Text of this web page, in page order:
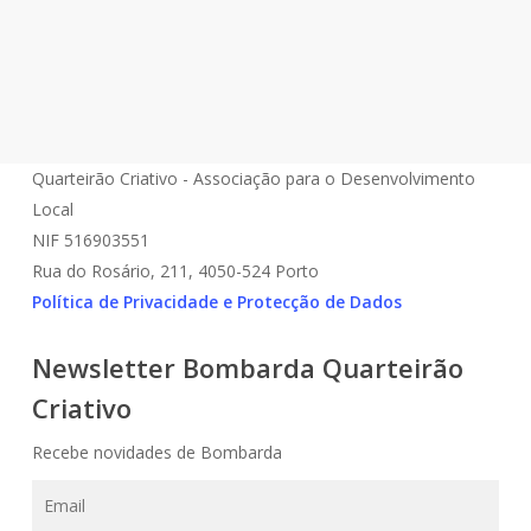
Quarteirão Criativo - Associação para o Desenvolvimento
Local
NIF 516903551
Rua do Rosário, 211, 4050-524 Porto
Política de Privacidade e Protecção de Dados
Newsletter Bombarda Quarteirão
Criativo
Recebe novidades de Bombarda